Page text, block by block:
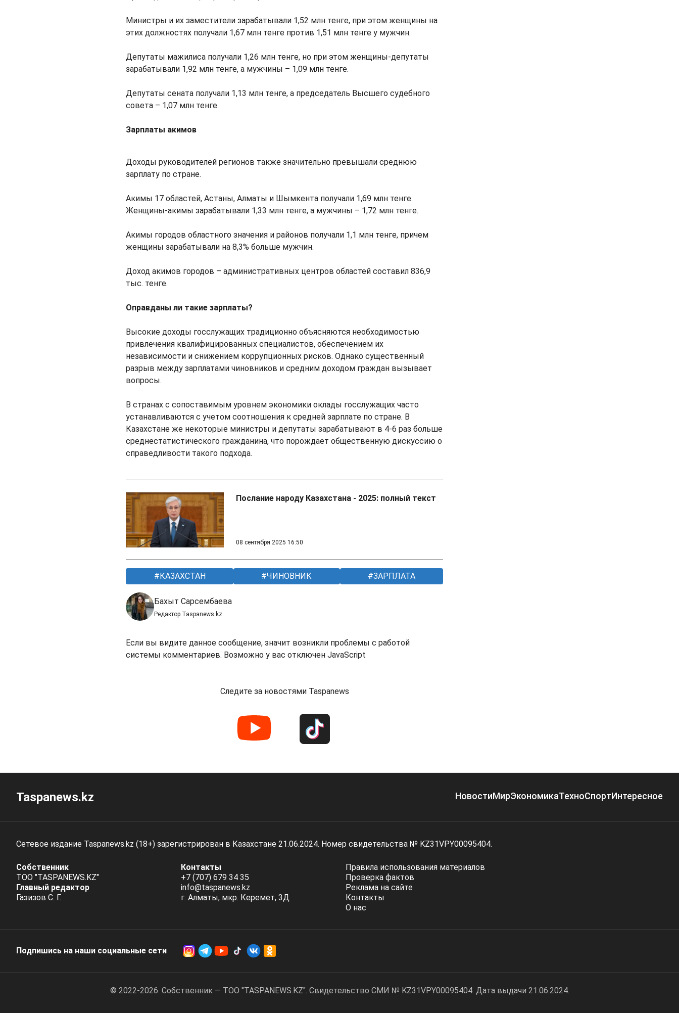
Министры и их заместители зарабатывали 1,52 млн тенге, при этом женщины на
этих должностях получали 1,67 млн тенге против 1,51 млн тенге у мужчин.
Депутаты мажилиса получали 1,26 млн тенге, но при этом женщины-депутаты
зарабатывали 1,92 млн тенге, а мужчины – 1,09 млн тенге.
Депутаты сената получали 1,13 млн тенге, а председатель Высшего судебного
совета – 1,07 млн тенге.
Зарплаты акимов
Доходы руководителей регионов также значительно превышали среднюю
зарплату по стране.
Акимы 17 областей, Астаны, Алматы и Шымкента получали 1,69 млн тенге.
Женщины-акимы зарабатывали 1,33 млн тенге, а мужчины – 1,72 млн тенге.
Акимы городов областного значения и районов получали 1,1 млн тенге, причем
женщины зарабатывали на 8,3% больше мужчин.
Доход акимов городов – административных центров областей составил 836,9
тыс. тенге.
Оправданы ли такие зарплаты?
Высокие доходы госслужащих традиционно объясняются необходимостью
привлечения квалифицированных специалистов, обеспечением их
независимости и снижением коррупционных рисков. Однако существенный
разрыв между зарплатами чиновников и средним доходом граждан вызывает
вопросы.
В странах с сопоставимым уровнем экономики оклады госслужащих часто
устанавливаются с учетом соотношения к средней зарплате по стране. В
Казахстане же некоторые министры и депутаты зарабатывают в 4-6 раз больше
среднестатистического гражданина, что порождает общественную дискуссию о
справедливости такого подхода.
Послание народу Казахстана - 2025: полный текст
08 сентября 2025 16:50
КАЗАХСТАН ЧИНОВНИК ЗАРПЛАТА
Бахыт Сарсембаева
Редактор Taspanews.kz
Если вы видите данное сообщение, значит возникли проблемы с работой
системы комментариев. Возможно у вас отключен JavaScript
Следите за новостями Taspanews
Taspanews.kz НовостиМирЭкономикаТехноСпортИнтересное
Сетевое издание Taspanews.kz (18+) зарегистрирован в Казахстане 21.06.2024. Номер свидетельства № KZ31VPY00095404.
Собственник
ТОО "TASPANEWS.KZ"
Главный редактор
Газизов С. Г.
Контакты
+7 (707) 679 34 35
info@taspanews.kz
г. Алматы, мкр. Керемет, 3Д
Правила использования материалов
Проверка фактов
Реклама на сайте
Контакты
О нас
Подпишись на наши социальные cети
© 2022-2026. Собственник — ТОО "TASPANEWS.KZ". Cвидетельство СМИ № KZ31VPY00095404. Дата выдачи 21.06.2024.